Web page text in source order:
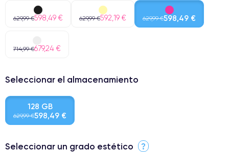
629,99 €598,49 € 629,99 €592,19 € 629,99 €598,49 €
714,99 €679,24 €
Seleccionar el almacenamiento
128 GB
629,99 €598,49 €
Seleccionar un grado estético ?